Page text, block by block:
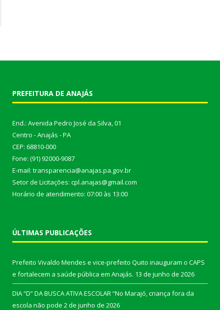
PREFEITURA DE ANAJÁS
End.: Avenida Pedro José da Silva, 01
Centro - Anajás - PA
CEP: 68810-000
Fone: (91) 92000-9087
E-mail: transparencia@anajas.pa.gov.br
Setor de Licitações: cpl.anajas@gmail.com
Horário de atendimento: 07:00 às 13:00
ÚLTIMAS PUBLICAÇÕES
Prefeito Vivaldo Mendes e vice-prefeito Quito inauguram o CAPS
e fortalecem a saúde pública em Anajás. 13 de junho de 2026
DIA “D” DA BUSCA ATIVA ESCOLAR “No Marajó, criança fora da
escola não pode 2 de junho de 2026